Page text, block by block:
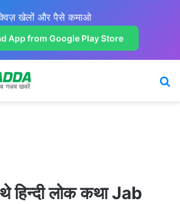
खेलों और पैसे कमाओ
App from Google Play Store
लोक कथा Jab